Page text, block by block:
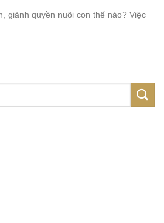
giành quyền nuôi con thế nào? Việc